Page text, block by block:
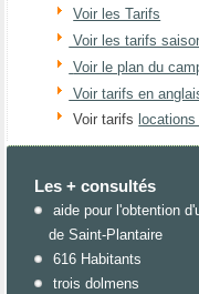
Voir les Tarifs
Voir les tarifs
Voir le plan du
Voir tarifs en
Voir tarifs
Les + consultés
aide pour l'obtention
de Saint-Plantaire
616 Habitants
trois dolmens